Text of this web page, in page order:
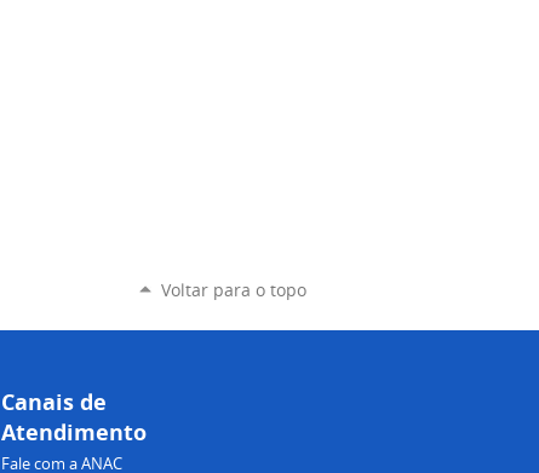
Voltar para o topo
Canais de
Atendimento
Fale com a ANAC